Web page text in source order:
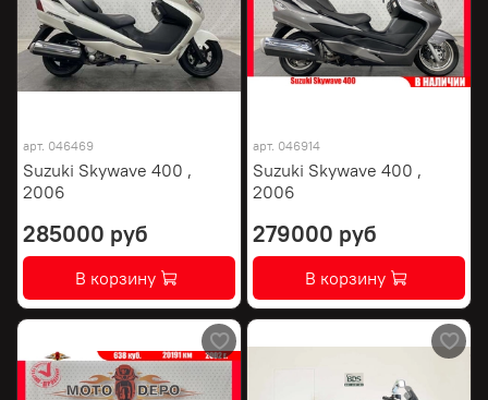
арт. 046469
Suzuki Skywave 400 ,
2006
285000 руб
В корзину
арт. 046914
Suzuki Skywave 400 ,
2006
279000 руб
В корзину